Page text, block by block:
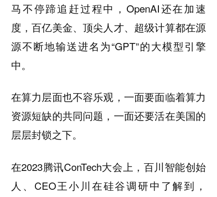
马不停蹄追赶过程中，OpenAI还在加速
度，百亿美金、顶尖人才、超级计算都在源
源不断地输送进名为“GPT”的大模型引擎
中。
在算力层面也不容乐观，一面要面临着算力
资源短缺的共同问题，一面还要活在美国的
层层封锁之下。
在2023腾讯ConTech大会上，百川智能创始
人、CEO王小川在硅谷调研中了解到，